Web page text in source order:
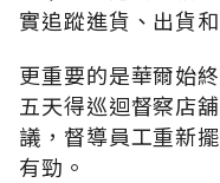
實追蹤進貨、出貨
更重要的是華爾始
五天得巡迴督察店
議，督導員工重新
有勁。